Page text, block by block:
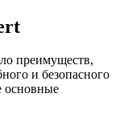
преимуществ,
и безопасного
основные